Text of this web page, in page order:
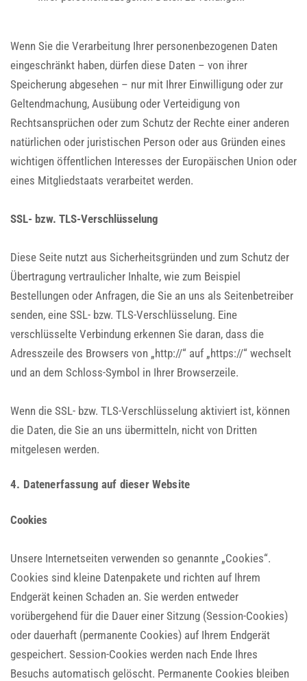
Wenn Sie die Verarbeitung Ihrer personenbezogenen Daten
eingeschränkt haben, dürfen diese Daten – von ihrer
Speicherung abgesehen – nur mit Ihrer Einwilligung oder zur
Geltendmachung, Ausübung oder Verteidigung von
Rechtsansprüchen oder zum Schutz der Rechte einer anderen
natürlichen oder juristischen Person oder aus Gründen eines
wichtigen öffentlichen Interesses der Europäischen Union oder
eines Mitgliedstaats verarbeitet werden.
SSL- bzw. TLS-Verschlüsselung
Diese Seite nutzt aus Sicherheitsgründen und zum Schutz der
Übertragung vertraulicher Inhalte, wie zum Beispiel
Bestellungen oder Anfragen, die Sie an uns als Seitenbetreiber
senden, eine SSL- bzw. TLS-Verschlüsselung. Eine
verschlüsselte Verbindung erkennen Sie daran, dass die
Adresszeile des Browsers von „http://“ auf „https://“ wechselt
und an dem Schloss-Symbol in Ihrer Browserzeile.
Wenn die SSL- bzw. TLS-Verschlüsselung aktiviert ist, können
die Daten, die Sie an uns übermitteln, nicht von Dritten
mitgelesen werden.
4. Datenerfassung auf dieser Website
Cookies
Unsere Internetseiten verwenden so genannte „Cookies“.
Cookies sind kleine Datenpakete und richten auf Ihrem
Endgerät keinen Schaden an. Sie werden entweder
vorübergehend für die Dauer einer Sitzung (Session-Cookies)
oder dauerhaft (permanente Cookies) auf Ihrem Endgerät
gespeichert. Session-Cookies werden nach Ende Ihres
Besuchs automatisch gelöscht. Permanente Cookies bleiben